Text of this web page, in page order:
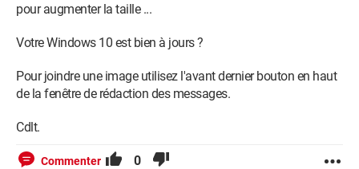
pour augmenter la taille ...
Votre Windows 10 est bien à jours ?
Pour joindre une image utilisez l'avant dernier bouton en haut
de la fenêtre de rédaction des messages.
Cdlt.
Commenter 0